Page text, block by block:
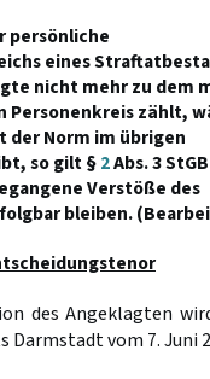
persönliche
eines
nicht mehr zu dem
Personenkreis zählt,
der Norm im übrigen
so gilt §2Abs. 3
Verstöße des
bleiben.
des Angeklagten
Darmstadt vom 7. Juni